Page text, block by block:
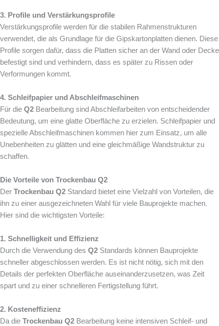
3. Profile und Verstärkungsprofile
Verstärkungsprofile werden für die stabilen Rahmenstrukturen
verwendet, die als Grundlage für die Gipskartonplatten dienen. Diese
Profile sorgen dafür, dass die Platten sicher an der Wand oder Decke
befestigt sind und verhindern, dass es später zu Rissen oder
Verformungen kommt.
4. Schleifpapier und Abschleifmaschinen
Für die Q2 Bearbeitung sind Abschleifarbeiten von entscheidender
Bedeutung, um eine glatte Oberfläche zu erzielen. Schleifpapier und
spezielle Abschleifmaschinen kommen hier zum Einsatz, um alle
Unebenheiten zu glätten und eine gleichmäßige Wandstruktur zu
schaffen.
Die Vorteile von Trockenbau Q2
Der Trockenbau Q2 Standard bietet eine Vielzahl von Vorteilen, die
ihn zu einer ausgezeichneten Wahl für viele Bauprojekte machen.
Hier sind die wichtigsten Vorteile:
1. Schnelligkeit und Effizienz
Durch die Verwendung des Q2 Standards können Bauprojekte
schneller abgeschlossen werden. Es ist nicht nötig, sich mit den
Details der perfekten Oberfläche auseinanderzusetzen, was Zeit
spart und zu einer schnelleren Fertigstellung führt.
2. Kosteneffizienz
Da die Trockenbau Q2 Bearbeitung keine intensiven Schleif- und